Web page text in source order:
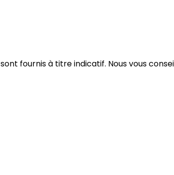
sont fournis à titre indicatif. Nous vous